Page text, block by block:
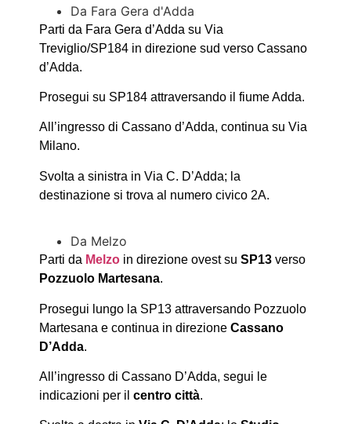
Da Fara Gera d'Adda
Parti da Fara Gera d’Adda su Via
Treviglio/SP184 in direzione sud verso Cassano
d’Adda.
Prosegui su SP184 attraversando il fiume Adda.
All’ingresso di Cassano d’Adda, continua su Via
Milano.
Svolta a sinistra in Via C. D’Adda; la
destinazione si trova al numero civico 2A.
Da Melzo
Parti da Melzo in direzione ovest su SP13 verso
Pozzuolo Martesana.
Prosegui lungo la SP13 attraversando Pozzuolo
Martesana e continua in direzione Cassano
D’Adda.
All’ingresso di Cassano D’Adda, segui le
indicazioni per il centro città.